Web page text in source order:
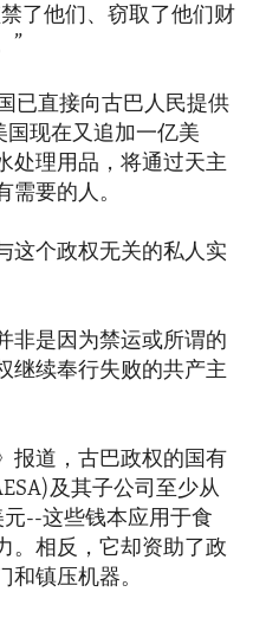
了他们、窃取了他们财
”
已直接向古巴人民提供
国现在又追加一亿美
处理用品，将通过天主
需要的人。
这个政权无关的私人实
非是因为禁运或所谓的
继续奉行失败的共产主
报道，古巴政权的国有
及其子公司至少从
--这些钱本应用于食
。相反，它却资助了政
和镇压机器。